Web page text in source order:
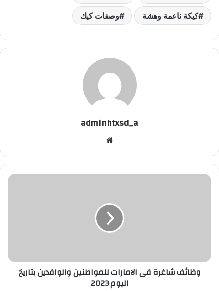
كيكة ناعمة وهشة وصفات كيك
adminhtxsd_a
وظائف
2023
وظائف شاغرة فى الامارات للمواطنين والوافدين بتاريخ
اليوم 2023